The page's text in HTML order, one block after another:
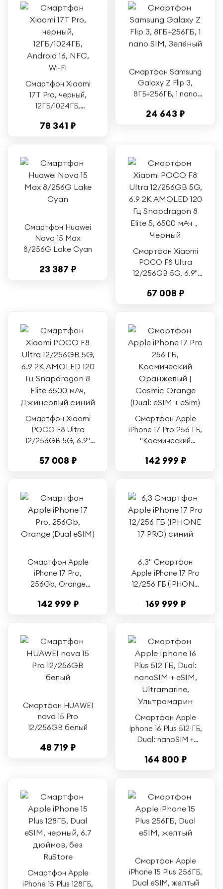
Смартфон Xiaomi
17T Pro, черный,
12ГБ/1024ГБ,
Fi
78 341 ₽
Смартфон Samsung
Galaxy Z Flip 3,
8ГБ+256ГБ, 1 nano
24 643 ₽
Смартфон Huawei
Nova 15 Max
8/256G Lake Cyan
23 387 ₽
Смартфон Xiaomi
POCO F8 Ultra
12/256GB 5G, 6.9"
Snapdragon 8 Elite
57 008 ₽
Смартфон Xiaomi
POCO F8 Ultra
12/256GB 5G, 6.9"
Snapdragon 8 Elite
57 008 ₽
Смартфон Apple
iPhone 17 Pro 256 ГБ,
"Космический
Cosmic Orange
142 999 ₽
Смартфон Apple
iPhone 17 Pro,
256Gb, Orange
142 999 ₽
6,3" Смартфон
Apple iPhone 17 Pro
12/256 ГБ (IPHONE
169 999 ₽
Смартфон HUAWEI
nova 15 Pro
12/256GB белый
48 719 ₽
Смартфон Apple
Iphone 16 Plus 512 ГБ,
Dual: nanoSIM +
Ультрамарин
164 800 ₽
Смартфон Apple
iPhone 15 Plus 128ГБ,
Смартфон Apple
iPhone 15 Plus 256ГБ,
Dual eSIM, желтый